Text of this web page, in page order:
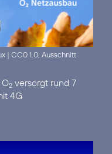
| CC0 1.0, Ausschnitt
2 versorgt rund 7
4G